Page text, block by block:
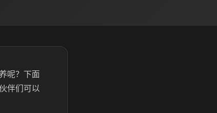
呢？下面
伴们可以